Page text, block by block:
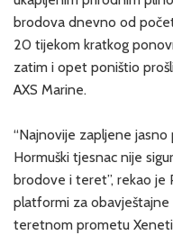
brodova dnevno od
20 tijekom kratkog
zatim i opet poništio
AXS Marine.
“Najnovije zapljene jasno
Hormuški tjesnac nije
brodove i teret”, rekao je
platformi za
teretnom prometu